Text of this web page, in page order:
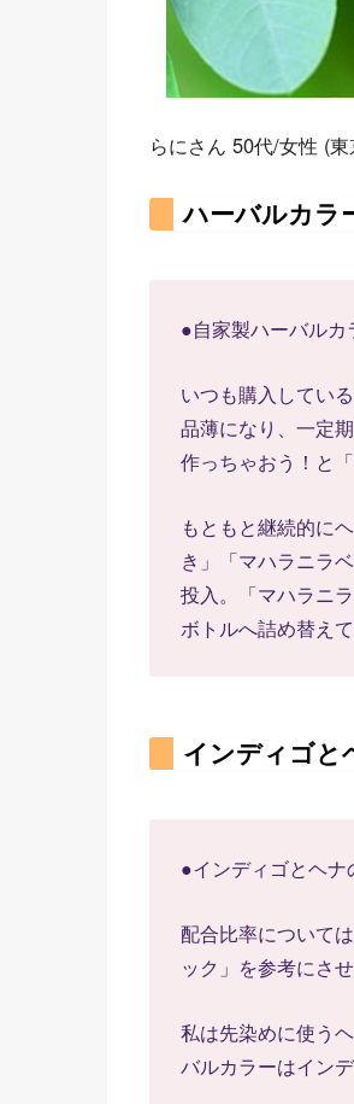
らにさん 50代/女性 (
ハーバルカラ
●自家製ハーバルカ
いつも購入してい
品薄になり、一定
作っちゃおう！と
もともと継続的に
き」「マハラニラ
投入。「マハラニ
ボトルへ詰め替えて
インディゴと
●インディゴとヘナ
配合比率について
ック」を参考にさ
私は先染めに使う
バルカラーはイン